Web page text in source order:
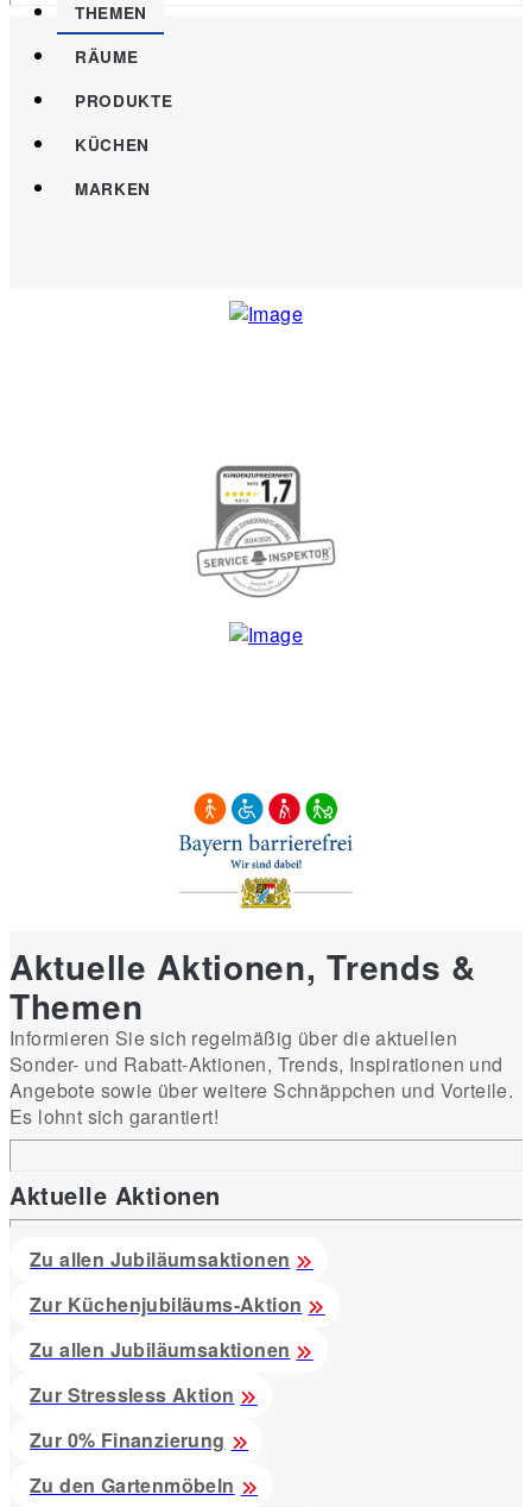
THEMEN
RÄUME
PRODUKTE
KÜCHEN
MARKEN
Aktuelle Aktionen, Trends &
Themen
Informieren Sie sich regelmäßig über die aktuellen
Sonder- und Rabatt-Aktionen, Trends, Inspirationen und
Angebote sowie über weitere Schnäppchen und Vorteile.
Es lohnt sich garantiert!
Aktuelle Aktionen
Zu allen Jubiläumsaktionen
Zur Küchenjubiläums-Aktion
Zu allen Jubiläumsaktionen
Zur Stressless Aktion
Zur 0% Finanzierung
Zu den Gartenmöbeln